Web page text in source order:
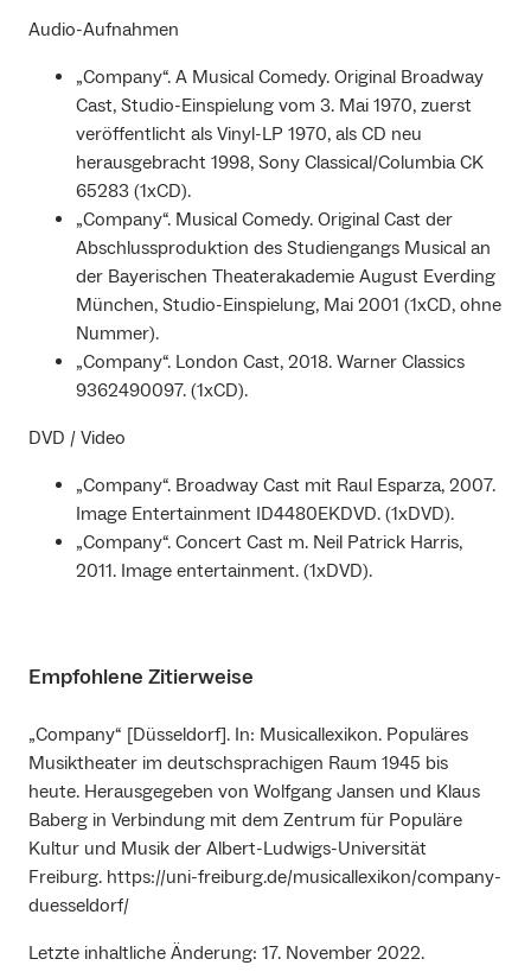
Audio-Aufnahmen
„Company“. A Musical Comedy. Original Broadway
Cast, Studio-Einspielung vom 3. Mai 1970, zuerst
veröffentlicht als Vinyl-LP 1970, als CD neu
herausgebracht 1998, Sony Classical/Columbia CK
65283 (1xCD).
„Company“. Musical Comedy. Original Cast der
Abschlussproduktion des Studiengangs Musical an
der Bayerischen Theaterakademie August Everding
München, Studio-Einspielung, Mai 2001 (1xCD, ohne
Nummer).
„Company“. London Cast, 2018. Warner Classics
9362490097. (1xCD).
DVD / Video
„Company“. Broadway Cast mit Raul Esparza, 2007.
Image Entertainment ID4480EKDVD. (1xDVD).
„Company“. Concert Cast m. Neil Patrick Harris,
2011. Image entertainment. (1xDVD).
Empfohlene Zitierweise
„Company“ [Düsseldorf]. In: Musicallexikon. Populäres
Musiktheater im deutschsprachigen Raum 1945 bis
heute. Herausgegeben von Wolfgang Jansen und Klaus
Baberg in Verbindung mit dem Zentrum für Populäre
Kultur und Musik der Albert-Ludwigs-Universität
Freiburg. https://uni-freiburg.de/musicallexikon/company-
duesseldorf/
Letzte inhaltliche Änderung: 17. November 2022.